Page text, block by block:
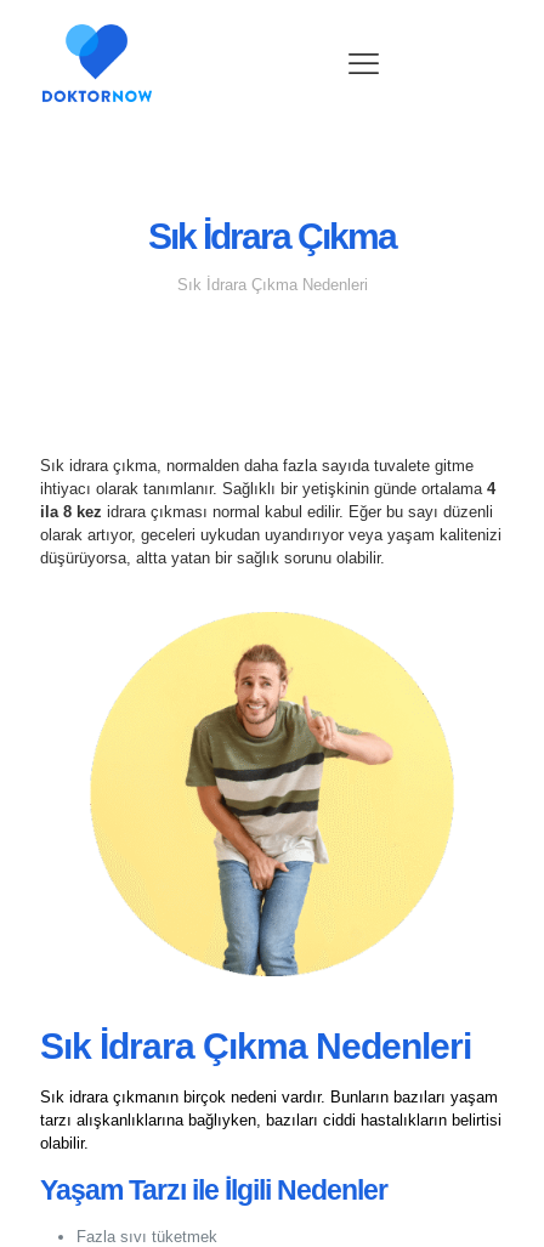
Sık İdrara Çıkma
Sık İdrara Çıkma Nedenleri
Sık idrara çıkma, normalden daha fazla sayıda tuvalete gitme
ihtiyacı olarak tanımlanır. Sağlıklı bir yetişkinin günde ortalama 4
ila 8 kez idrara çıkması normal kabul edilir. Eğer bu sayı düzenli
olarak artıyor, geceleri uykudan uyandırıyor veya yaşam kalitenizi
düşürüyorsa, altta yatan bir sağlık sorunu olabilir.
Sık İdrara Çıkma Nedenleri
Sık idrara çıkmanın birçok nedeni vardır. Bunların bazıları yaşam
tarzı alışkanlıklarına bağlıyken, bazıları ciddi hastalıkların belirtisi
olabilir.
Yaşam Tarzı ile İlgili Nedenler
Fazla sıvı tüketmek